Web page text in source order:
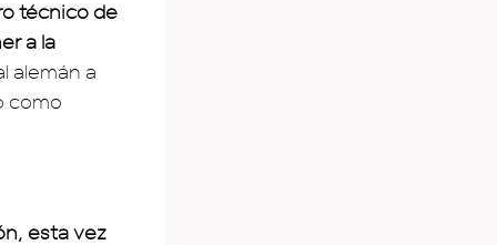
técnico de
a la
alemán a
como
esta vez